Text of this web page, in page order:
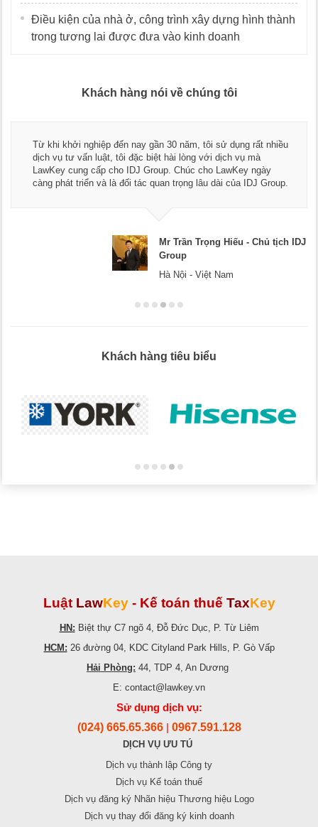
Điều kiện của nhà ở, công trình xây dựng hình thành
trong tương lai được đưa vào kinh doanh
Khách hàng nói về chúng tôi
nhiều
Group.
Thay mặt Công ty Dương Cafe, tôi xin chân thành
ngũ luật sư, kế toán của LawKey. Thực sự yên tâm
dụng dịch vụ tư vấn pháp luật và kế toán thuế bên
Chúc các bạn phát triển hơn, phục vụ tốt hơn cho
Hà Nội
Khách hàng tiêu biểu
Luật LawKey - Kế toán thuế TaxKey
HN: Biệt thự C7 ngõ 4, Đỗ Đức Dục, P. Từ Liêm
HCM: 26 đường 04, KDC Cityland Park Hills, P. Gò Vấp
Hải Phòng: 44, TDP 4, An Dương
E: contact@lawkey.vn
Sử dụng dịch vụ:
(024) 665.65.366 0967.591.128
DỊCH VỤ ƯU TÚ
Dịch vụ thành lập Công ty
Dịch vụ Kế toán thuế
Dịch vụ đăng ký Nhãn hiệu Thương hiệu Logo
Dịch vụ thay đổi đăng ký kinh doanh